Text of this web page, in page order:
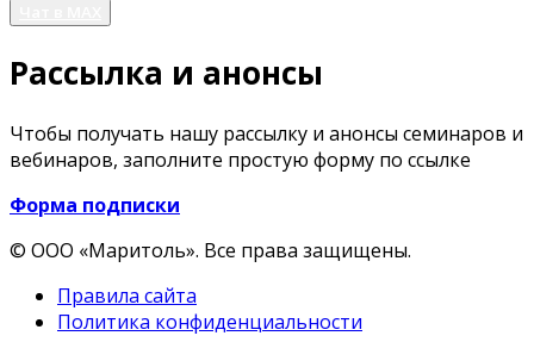
Рассылка и анонсы
Чтобы получать нашу рассылку и анонсы семинаров и
вебинаров, заполните простую форму по ссылке
Форма подписки
© ООО «Маритоль». Все права защищены.
Правила сайта
Политика конфиденциальности